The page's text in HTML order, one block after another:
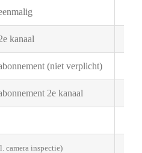
kanaal
(niet verplicht)
2e kanaal
camera inspectie)